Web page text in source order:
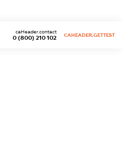
0 (800) 210 102
caHeader.contact
CAHEADER.GETTEST